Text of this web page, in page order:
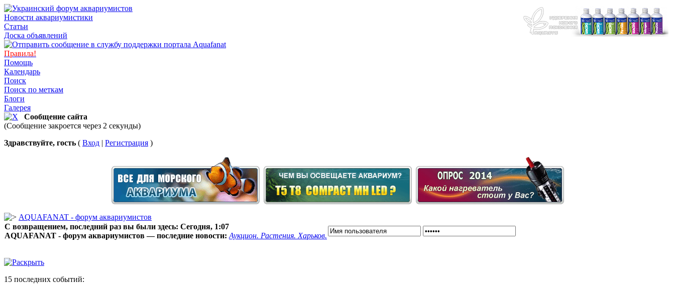
Новости аквариумистики
Статьи
Доска объявлений
Правила!
Помощь
Календарь
Поиск
Поиск по меткам
Блоги
Галерея
Сообщение сайта
(Сообщение закроется через 2 секунды)
Здравствуйте, гость ( Вход | Регистрация )
AQUAFANAT - форум аквариумистов
С возвращением, последний раз вы были здесь: Сегодня, 1:07
AQUAFANAT - форум аквариумистов — последние новости: Аукцион. Растения. Харьков.
15 последних событий: